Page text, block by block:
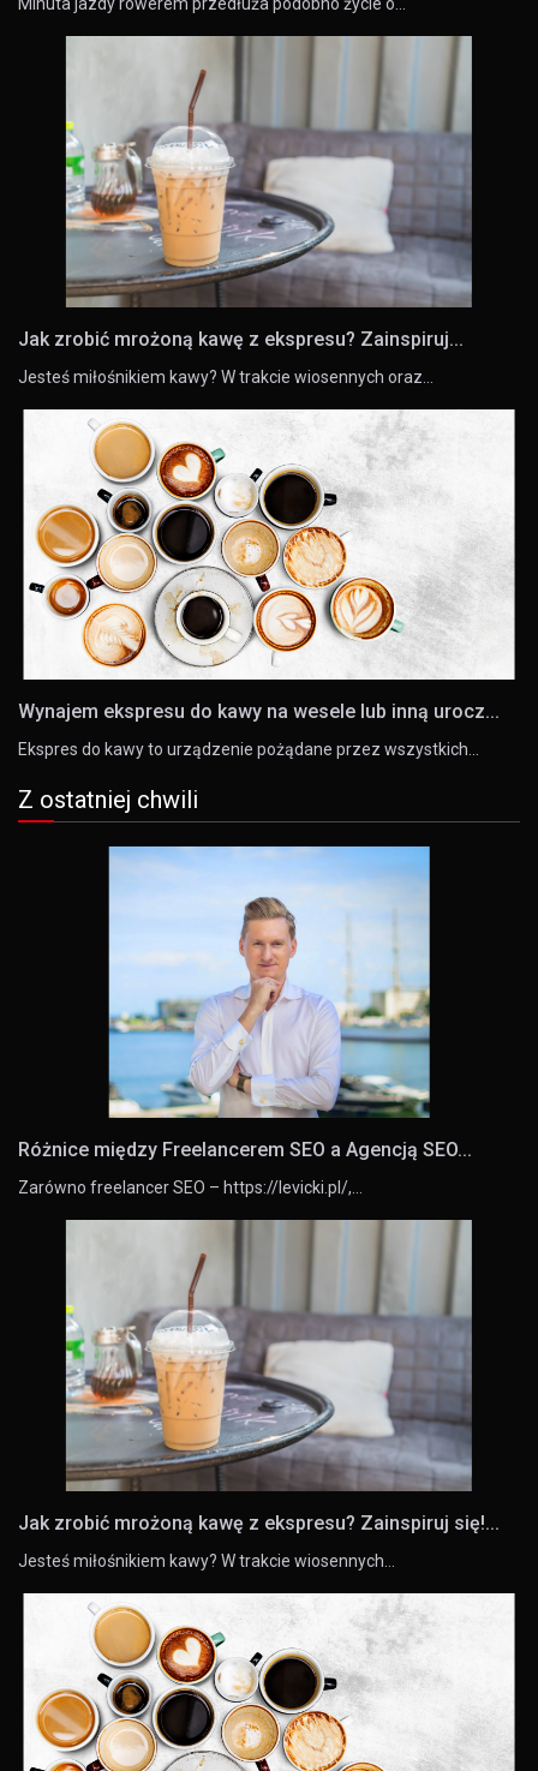
Jak zrobić mrożoną kawę z ekspresu? Zainspiruj...
Jesteś miłośnikiem kawy? W trakcie wiosennych oraz…
Wynajem ekspresu do kawy na wesele lub inną urocz...
Ekspres do kawy to urządzenie pożądane przez wszystkich…
Z ostatniej chwili
Różnice między Freelancerem SEO a Agencją SEO...
Zarówno freelancer SEO – https://levicki.pl/,…
Jak zrobić mrożoną kawę z ekspresu? Zainspiruj się!...
Jesteś miłośnikiem kawy? W trakcie wiosennych…